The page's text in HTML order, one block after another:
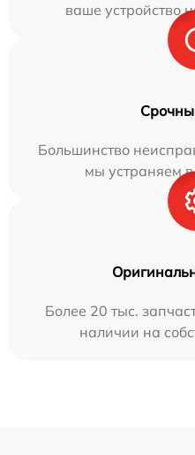
ваше устройство
Большинство
мы устраняем
Более 20 тыс.
наличии на